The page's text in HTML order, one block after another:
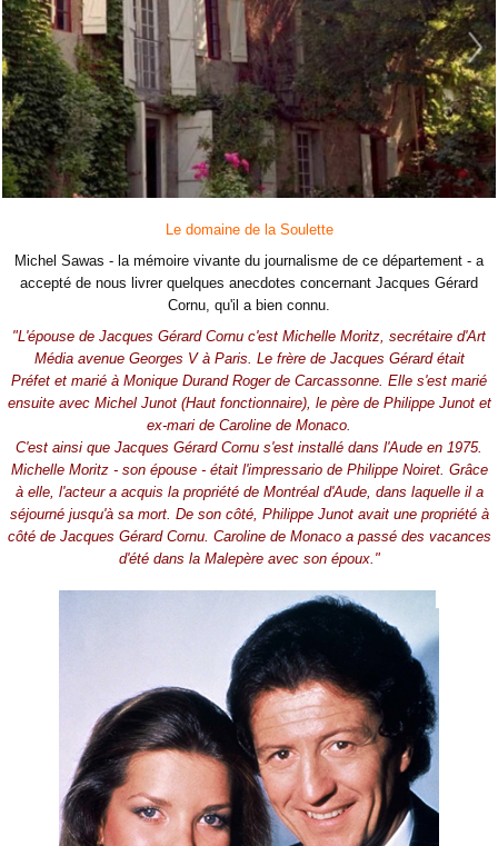
Le domaine de la Soulette
Michel Sawas - la mémoire vivante du journalisme de ce département - a
accepté de nous livrer quelques anecdotes concernant Jacques Gérard
Cornu, qu'il a bien connu.
"L'épouse de Jacques Gérard Cornu c'est Michelle Moritz, secrétaire d'Art
Média avenue Georges V à Paris. Le frère de Jacques Gérard était
Préfet et marié à Monique Durand Roger de Carcassonne. Elle s'est marié
ensuite avec Michel Junot (Haut fonctionnaire), le père de Philippe Junot et
ex-mari de Caroline de Monaco.
C'est ainsi que Jacques Gérard Cornu s'est installé dans l'Aude en 1975.
Michelle Moritz - son épouse - était l'impressario de Philippe Noiret. Grâce
à elle, l'acteur a acquis la propriété de Montréal d'Aude, dans laquelle il a
séjourné jusqu'à sa mort. De son côté, Philippe Junot avait une propriété à
côté de Jacques Gérard Cornu. Caroline de Monaco a passé des vacances
d'été dans la Malepère avec son époux."